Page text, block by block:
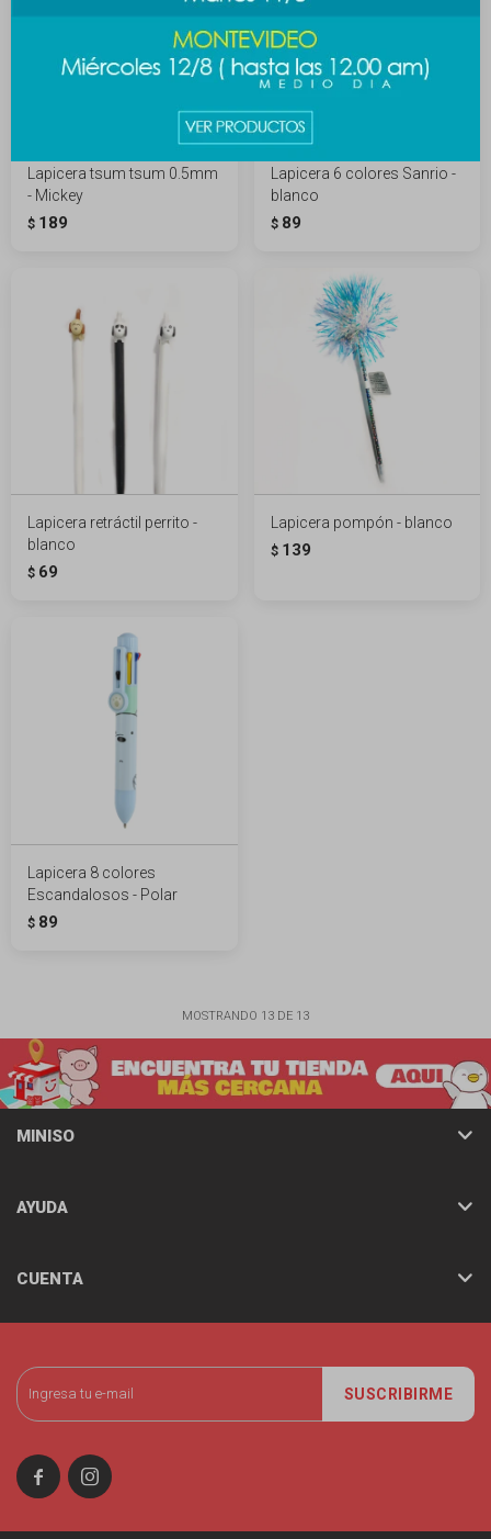
Lapicera tsum tsum 0.5mm
- Mickey
$ 189
Lapicera 6 colores Sanrio -
blanco
$ 89
Lapicera retráctil perrito -
blanco
$ 69
Lapicera pompón - blanco
$ 139
Lapicera 8 colores
Escandalosos - Polar
$ 89
MOSTRANDO 13 DE 13
SUSCRIBIRME
 
MINISO
AYUDA
CUENTA